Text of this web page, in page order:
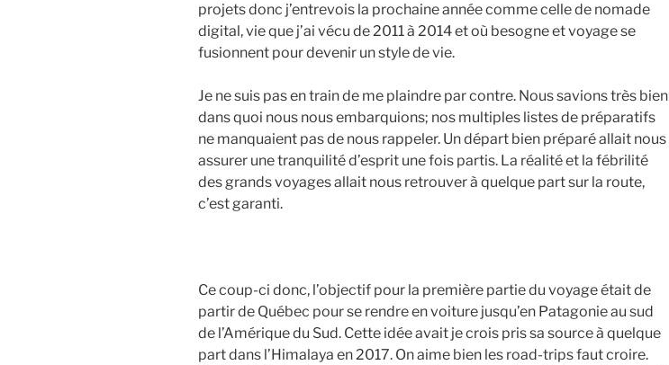
projets donc j’entrevois la prochaine année comme celle de nomade
digital, vie que j’ai vécu de 2011 à 2014 et où besogne et voyage se
fusionnent pour devenir un style de vie.
Je ne suis pas en train de me plaindre par contre. Nous savions très bien
dans quoi nous nous embarquions; nos multiples listes de préparatifs
ne manquaient pas de nous rappeler. Un départ bien préparé allait nous
assurer une tranquilité d’esprit une fois partis. La réalité et la fébrilité
des grands voyages allait nous retrouver à quelque part sur la route,
c’est garanti.
Ce coup-ci donc, l’objectif pour la première partie du voyage était de
partir de Québec pour se rendre en voiture jusqu’en Patagonie au sud
de l’Amérique du Sud. Cette idée avait je crois pris sa source à quelque
part dans l’Himalaya en 2017. On aime bien les road-trips faut croire.